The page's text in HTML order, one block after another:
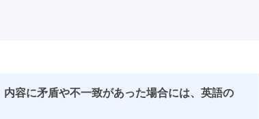
容に矛盾や不一致があった場合には、英語の